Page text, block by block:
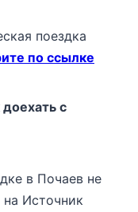
поездка
по ссылке
с
в Почаев не
Источник